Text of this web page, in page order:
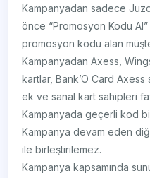
Kampanyadan sadece
önce “Promosyon Kodu
promosyon kodu alan
Kampanyadan Axess,
kartlar, Bank’O Card
ek ve sanal kart sahipleri
Kampanyada geçerli kod
Kampanya devam eden
ile birleştirilemez.
Kampanya kapsamında